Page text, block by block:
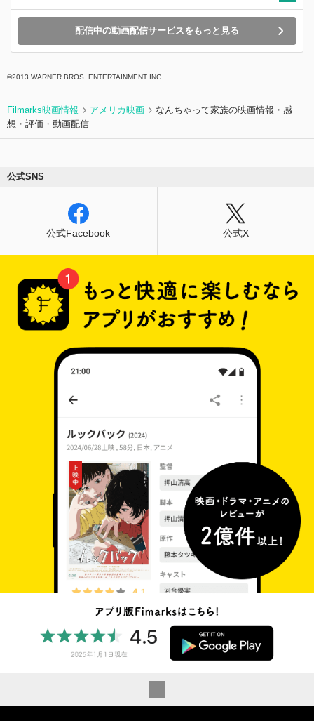
配信中の動画配信サービスをもっと見る
©2013 WARNER BROS. ENTERTAINMENT INC.
Filmarks映画情報 アメリカ映画
なんちゃって家族の映画情報・感
想・評価・動画配信
公式SNS
公式Facebook 公式X